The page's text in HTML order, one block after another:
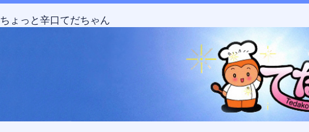
コ
ン
Skip
to
SEARCH-
Skip
to
CALENDAR-
Skip
to
RECENT-
Skip
to
TEXT-
Skip
to
TEXT-
ちょっと辛口てだちゃん